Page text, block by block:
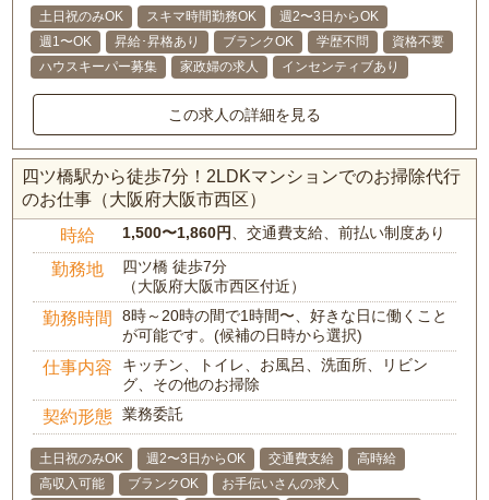
土日祝のみOK スキマ時間勤務OK
週2〜3日からOK
週1〜OK
昇給･昇格あり ブランクOK 学歴不問
資格不要
ハウスキーパー募集
家政婦の求人 インセンティブあり
この求人の詳細を見る
四ツ橋駅から徒歩7分！2LDKマンションでのお掃除代行
のお仕事（大阪府大阪市西区）
時給 1,500〜1,860円、交通費支給、前払い制度あり
勤務地
四ツ橋 徒歩7分
（大阪府大阪市西区付近）
勤務時間
8時～20時の間で1時間〜、好きな日に働くこと
が可能です。(候補の日時から選択)
仕事内容
キッチン、トイレ、お風呂、洗面所、リビン
グ、その他のお掃除
契約形態 業務委託
土日祝のみOK 週2〜3日からOK 交通費支給
高時給
高収入可能
ブランクOK
お手伝いさんの求人